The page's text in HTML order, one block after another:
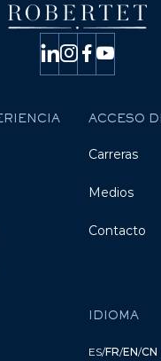
ACCESO
Carreras
Medios
Contacto
IDIOMA
/FR/EN
ES /CN